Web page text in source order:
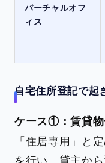
バーチャルオフ
ィス
自宅住所登記で起
ケース①：賃貸物
「住居専用」と
を行い、貸主か